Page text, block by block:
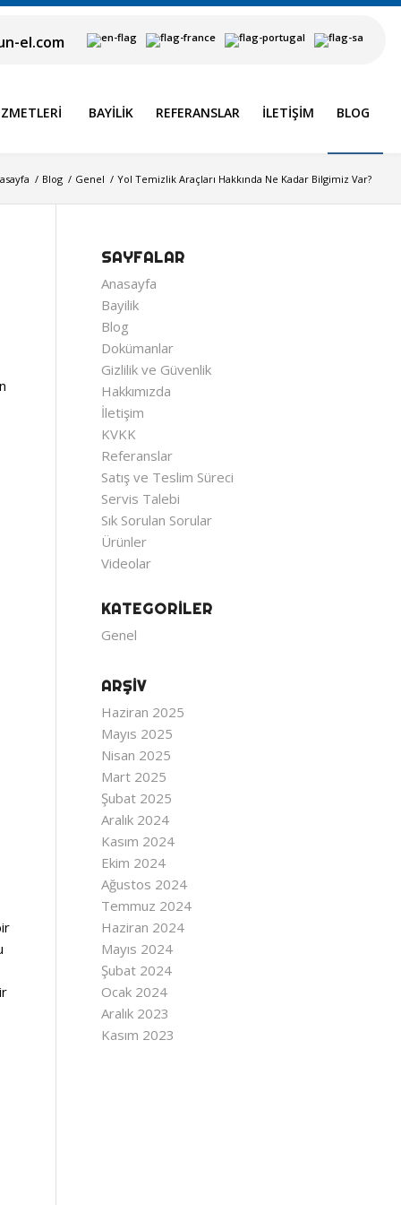
el.com
BAYILIK REFERANSLAR İLETIŞIM BLOG
/ Blog / Genel / Yol Temizlik Araçları Hakkında Ne Kadar Bilgimiz Var?
SAYFALAR
Anasayfa
Bayilik
Blog
Dokümanlar
Gizlilik ve Güvenlik
Hakkımızda
İletişim
KVKK
Referanslar
Satış ve Teslim Süreci
Servis Talebi
Sık Sorulan Sorular
Ürünler
Videolar
KATEGORILER
Genel
ARŞIV
Haziran 2025
Mayıs 2025
Nisan 2025
Mart 2025
Şubat 2025
Aralık 2024
Kasım 2024
Ekim 2024
Ağustos 2024
Temmuz 2024
Haziran 2024
Mayıs 2024
Şubat 2024
Ocak 2024
Aralık 2023
Kasım 2023